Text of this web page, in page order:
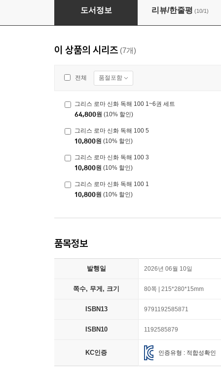
그리스 로마 신화 독해 100 4
도서정보 리뷰/한줄평 (10/1)
이 상품의 시리즈 (7개)
전체 품절포함
그리스 로마 신화 독해 100 1~6권 세트
64,800원 (10% 할인)
그리스 로마 신화 독해 100 5
10,800원 (10% 할인)
그리스 로마 신화 독해 100 3
10,800원 (10% 할인)
그리스 로마 신화 독해 100 1
10,800원 (10% 할인)
품목정보
발행일 2026년 06월 10일
쪽수, 무게, 크기 80쪽 | 215*280*15mm
ISBN13 9791192585871
ISBN10 1192585879
KC인증 인증유형 : 적합성확인